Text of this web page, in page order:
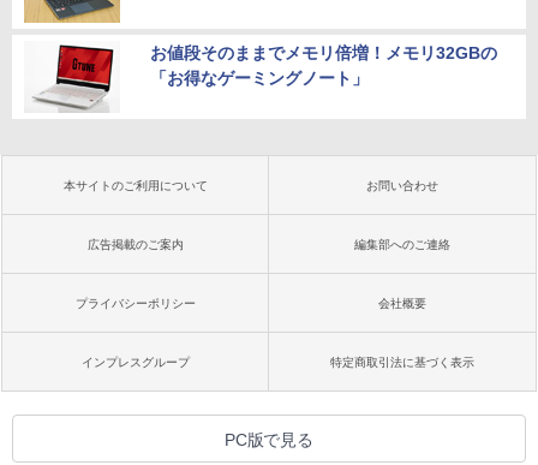
お値段そのままでメモリ倍増！メモリ32GBの
「お得なゲーミングノート」
本サイトのご利用について お問い合わせ
広告掲載のご案内 編集部へのご連絡
プライバシーポリシー 会社概要
インプレスグループ 特定商取引法に基づく表示
PC版で見る